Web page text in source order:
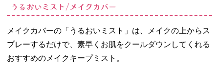
うるおいミスト/メイクカバー
メイクカバーの「うるおいミスト」は、メイクの上からス
プレーするだけで、素早くお肌をクールダウンしてくれる
おすすめのメイクキープミスト。